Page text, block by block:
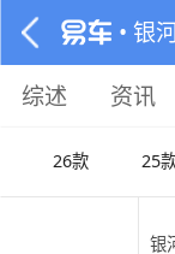
• 银
综述 资讯
26款 25
银